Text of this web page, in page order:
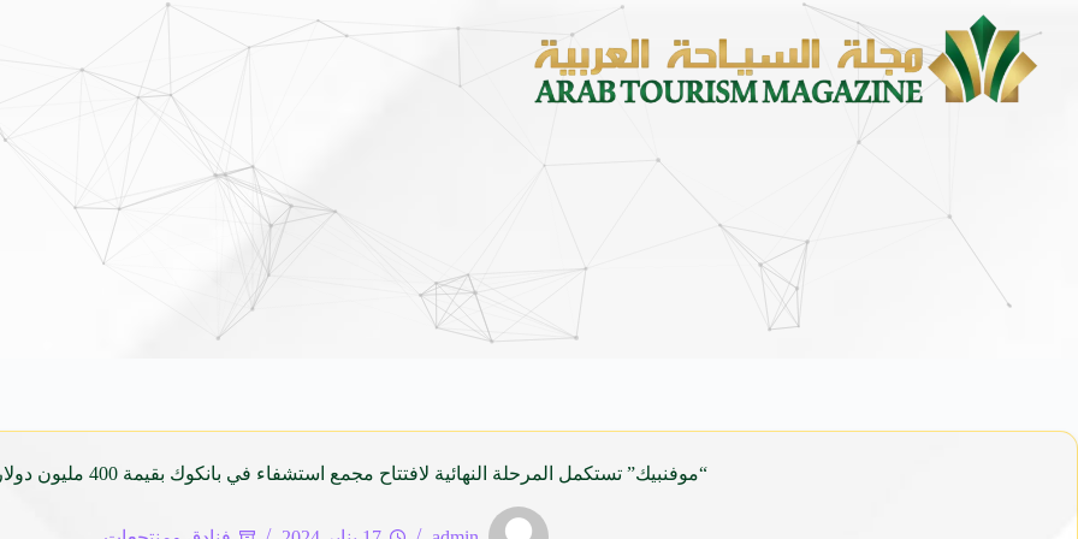
محمد يوسف ناغي للسيارات تطلق هيونداي فينيو الجديدة كلياً في جدة بارك .. تصميم جريء وتقنيات ذكية تعيد تعريف فئة الـ SUV المدمجة
“موفنبيك” تستكمل المرحلة النهائية لافتتاح مجمع استشفاء في بانكوك بقيمة 400 مليون دولار